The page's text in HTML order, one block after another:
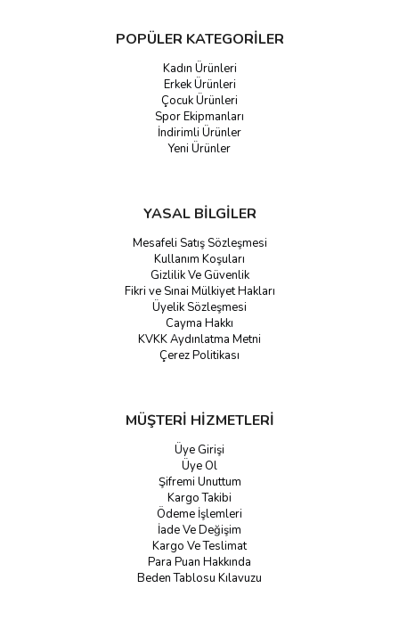
POPÜLER KATEGORİLER
Kadın Ürünleri
Erkek Ürünleri
Çocuk Ürünleri
Spor Ekipmanları
İndirimli Ürünler
Yeni Ürünler
YASAL BİLGİLER
Mesafeli Satış Sözleşmesi
Kullanım Koşuları
Gizlilik Ve Güvenlik
Fikri ve Sınai Mülkiyet Hakları
Üyelik Sözleşmesi
Cayma Hakkı
KVKK Aydınlatma Metni
Çerez Politikası
MÜŞTERİ HİZMETLERİ
Üye Girişi
Üye Ol
Şifremi Unuttum
Kargo Takibi
Ödeme İşlemleri
İade Ve Değişim
Kargo Ve Teslimat
Para Puan Hakkında
Beden Tablosu Kılavuzu